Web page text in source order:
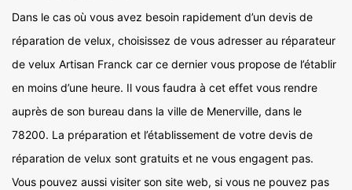
Dans le cas où vous avez besoin rapidement d’un devis de
réparation de velux, choisissez de vous adresser au réparateur
de velux Artisan Franck car ce dernier vous propose de l’établir
en moins d’une heure. Il vous faudra à cet effet vous rendre
auprès de son bureau dans la ville de Menerville, dans le
78200. La préparation et l’établissement de votre devis de
réparation de velux sont gratuits et ne vous engagent pas.
Vous pouvez aussi visiter son site web, si vous ne pouvez pas